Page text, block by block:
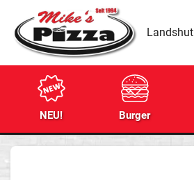
Landshut
NEU! Burger